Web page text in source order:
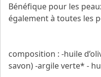
Bénéfique pour les
également à toutes les
composition : -huile
savon) -argile verte* -